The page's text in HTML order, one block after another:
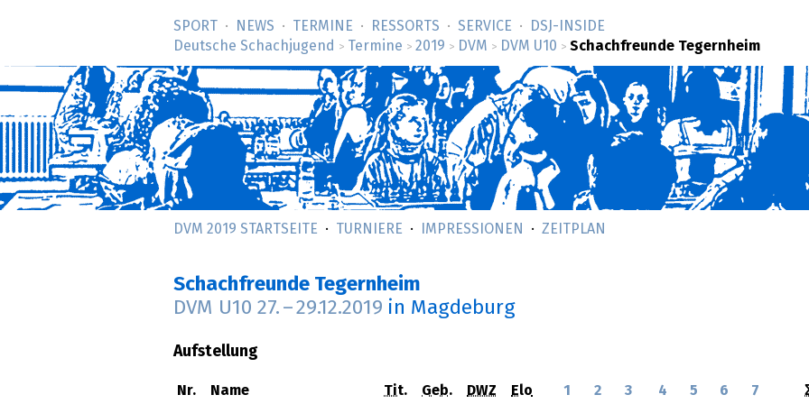
SPORT NEWS TERMINE RESSORTS SERVICE
DSJ-­INSIDE
Deutsche Schachjugend
> Termine > 2019 > DVM > DVM U10 > Schachfreunde Tegernheim
DVM 2019 STARTSEITE TURNIERE IMPRESSIONEN ZEITPLAN
Schachfreunde Tegernheim
DVM U10 27. –29.12.2019 in Magdeburg
Aufstellung
Nr. Name Tit. Geb. DWZ Elo 1 2 3 4 5 6 7